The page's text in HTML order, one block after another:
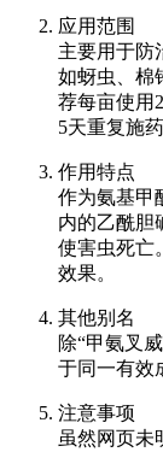
应用范围
主要用于防
如蚜虫、棉
荐每亩使用
5天重复施药
作用特点
作为氨基甲
内的乙酰胆
使害虫死亡
效果。
其他别名
除“甲氨叉
于同一有效
注意事项
虽然网页未